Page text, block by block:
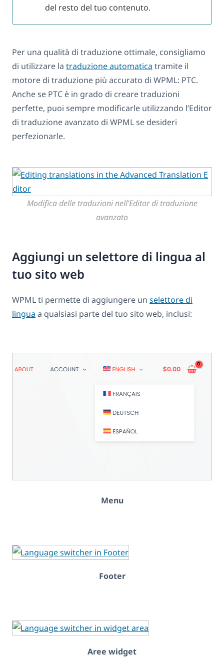
del resto del tuo contenuto.
Per una qualità di traduzione ottimale, consigliamo
di utilizzare la traduzione automatica tramite il
motore di traduzione più accurato di WPML: PTC.
Anche se PTC è in grado di creare traduzioni
perfette, puoi sempre modificarle utilizzando l’Editor
di traduzione avanzato di WPML se desideri
perfezionarle.
Modifica delle traduzioni nell’Editor di traduzione
avanzato
Aggiungi un selettore di lingua al
tuo sito web
WPML ti permette di aggiungere un selettore di
lingua a qualsiasi parte del tuo sito web, inclusi:
Menu
Footer
Aree widget